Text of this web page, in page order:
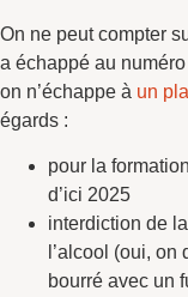
On ne peut compter
a échappé au
on n’échappe à un
égards :
pour la
d’ici 2025
interdiction de
l’alcool (oui,
bourré avec un